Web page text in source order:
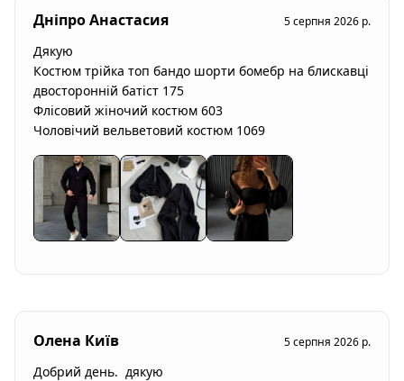
Дніпро Анастасия 5 серпня 2026 р.
Дякую
Костюм трійка топ бандо шорти бомебр на блискавці
двосторонній батіст 175
Флісовий жіночий костюм 603
Чоловічий вельветовий костюм 1069
Олена Київ 5 серпня 2026 р.
Добрий день.  дякую